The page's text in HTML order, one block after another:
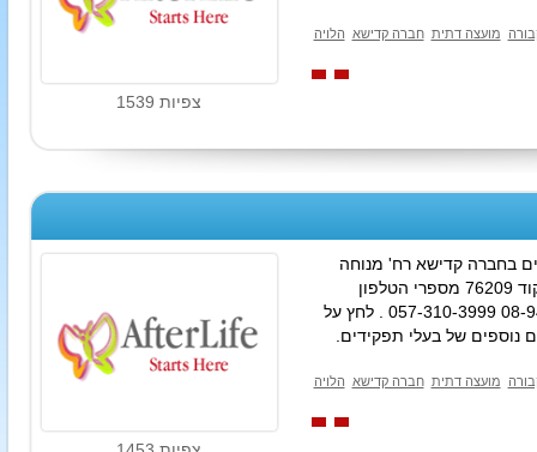
צפיות 1539
הלויה חברה קדישא מועצה דתית
בחברה קדישא רח' מנוחה
ונחלה 4 (עוברים לרח' בנימין 28) מיקוד 76209 מספרי הטלפון
למידע כללי: 08-945-4633 08-945-1041 057-310-3999 . לחץ על
נוספים של בעלי תפקידים.
הלויה חברה קדישא מועצה דתית